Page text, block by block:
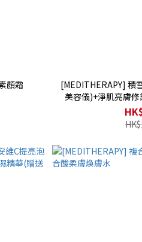
顏霜
[MEDITHERAPY] 積
美容儀)+淨肌亮膚